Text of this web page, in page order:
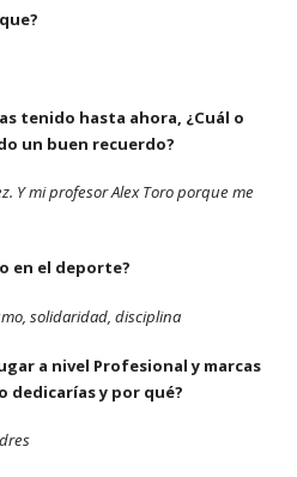
tenido hasta ahora, ¿Cuál o
un buen recuerdo?
Y mi profesor Alex Toro porque me
en el deporte?
solidaridad, disciplina
a nivel Profesional y marcas
dedicarías y por qué?